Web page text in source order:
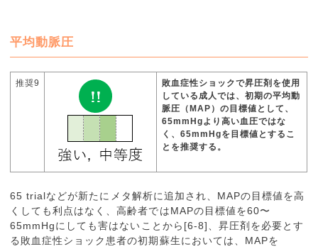
平均動脈圧
推奨9
敗血症性ショックで昇圧剤を使用
している成人では、初期の平均動
脈圧（MAP）の目標値として、
65mmHgより高い血圧ではな
く、65mmHgを目標値とするこ
とを推奨する。
65 trialなどが新たにメタ解析に追加され、MAPの目標値を高
くしても利点はなく、高齢者ではMAPの目標値を60〜
65mmHgにしても害はないことから[6-8]、昇圧剤を必要とす
る敗血症性ショック患者の初期蘇生においては、MAPを